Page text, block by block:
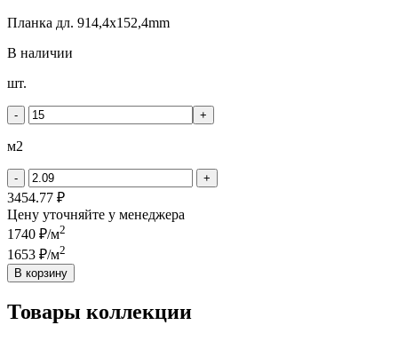
Планка дл. 914,4х152,4mm
В наличии
Количество
BLUES
EDINBURGH
шт.
- +
м2
- +
3454.77 ₽
Цену уточняйте у менеджера
1740 ₽/м2
1653 ₽/м2
В корзину
Товары коллекции